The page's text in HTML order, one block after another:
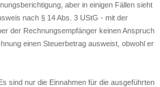
aber in einigen Fällen sieht
nach § 14 Abs. 3 UStG - mit der
der Rechnungsempfänger keinen Anspruch
einen Steuerbetrag ausweist, obwohl er
sind nur die Einnahmen für die ausgeführten